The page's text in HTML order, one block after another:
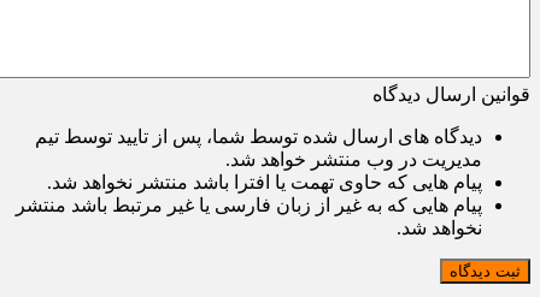
قوانین ارسال دیدگاه
دیدگاه های ارسال شده توسط شما، پس از تایید توسط تیم
مدیریت در وب منتشر خواهد شد.
پیام هایی که حاوی تهمت یا افترا باشد منتشر نخواهد شد.
پیام هایی که به غیر از زبان فارسی یا غیر مرتبط باشد منتشر
نخواهد شد.
ثبت دیدگاه